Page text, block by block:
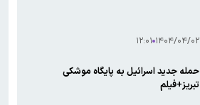
۱۴۰۴/۰۴/۰۲ ۱۲:۰۱
حمله جدید اسرائیل به پایگاه موشکی
تبریز+فیلم